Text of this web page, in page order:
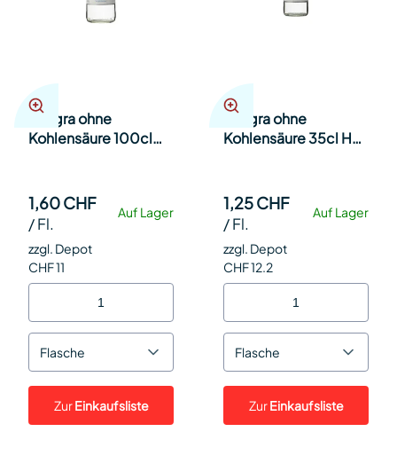
Allegra ohne
Kohlensäure 100cl
Auf Lager
1,60 CHF
/Fl.
zzgl. Depot
CHF 11
Flasche
ZurEinkaufsliste
Allegra ohne
Kohlensäure 35cl Har
Auf Lager
1,25 CHF
/Fl.
zzgl. Depot
CHF 12.2
Flasche
ZurEinkaufsliste